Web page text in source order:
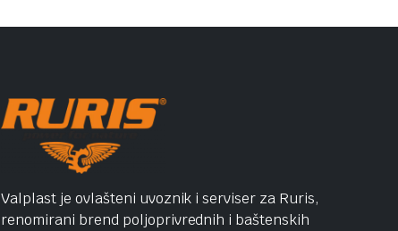
Valplast je ovlašteni uvoznik i serviser za Ruris,
renomirani brend poljoprivrednih i baštenskih